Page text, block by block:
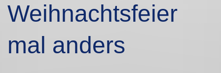
Weihnachtsfeier
mal anders